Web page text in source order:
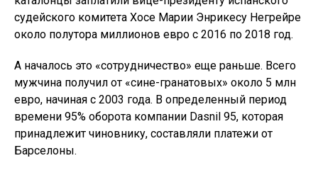
судейского комитета Хосе Марии Энрикесу Негрейре
около полутора миллионов евро с 2016 по 2018 год.
А началось это «сотрудничество» еще раньше. Всего
мужчина получил от «сине-гранатовых» около 5 млн
евро, начиная с 2003 года. В определенный период
времени 95% оборота компании Dasnil 95, которая
принадлежит чиновнику, составляли платежи от
Барселоны.